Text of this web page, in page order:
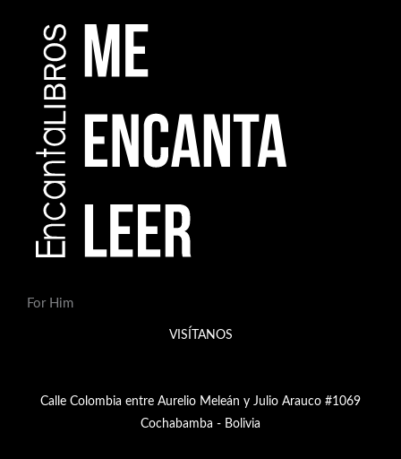
For Him
VISÍTANOS
Calle Colombia entre Aurelio Meleán y Julio Arauco #1069
Cochabamba - Bolivia